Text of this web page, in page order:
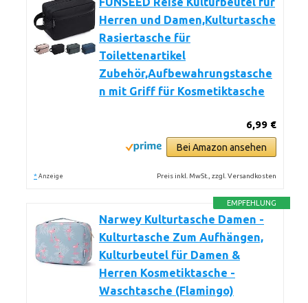
Herren und Damen,Kulturtasche
Rasiertasche für
Toilettenartikel
Zubehör,Aufbewahrungstasche
n mit Griff für Kosmetiktasche
6,99 €
Bei Amazon ansehen
* Anzeige Preis inkl. MwSt., zzgl. Versandkosten
EMPFEHLUNG
Narwey Kulturtasche Damen -
Kulturtasche Zum Aufhängen,
Kulturbeutel für Damen &
Herren Kosmetiktasche -
Waschtasche (Flamingo)